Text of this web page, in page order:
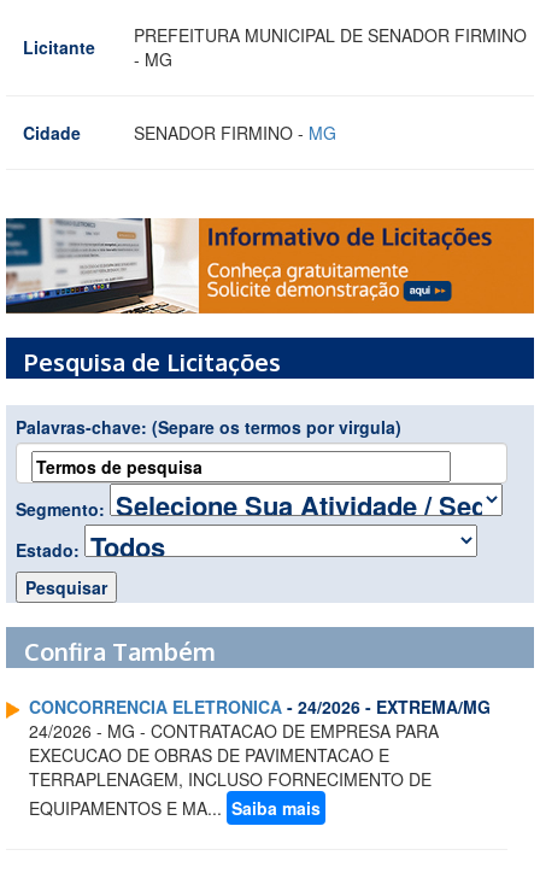
Licitante
PREFEITURA MUNICIPAL DE SENADOR FIRMINO
- MG
Cidade SENADOR FIRMINO - MG
Pesquisa de Licitações
Palavras-chave: (Separe os termos por virgula)
Segmento:
Estado:
Confira Também
CONCORRENCIA ELETRONICA - 24/2026 - EXTREMA/MG
24/2026 - MG - CONTRATACAO DE EMPRESA PARA
EXECUCAO DE OBRAS DE PAVIMENTACAO E
TERRAPLENAGEM, INCLUSO FORNECIMENTO DE
EQUIPAMENTOS E MA... Saiba mais